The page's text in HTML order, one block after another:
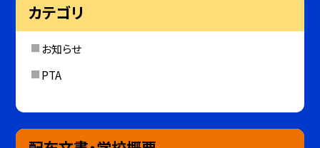
カテゴリ
お知らせ
PTA